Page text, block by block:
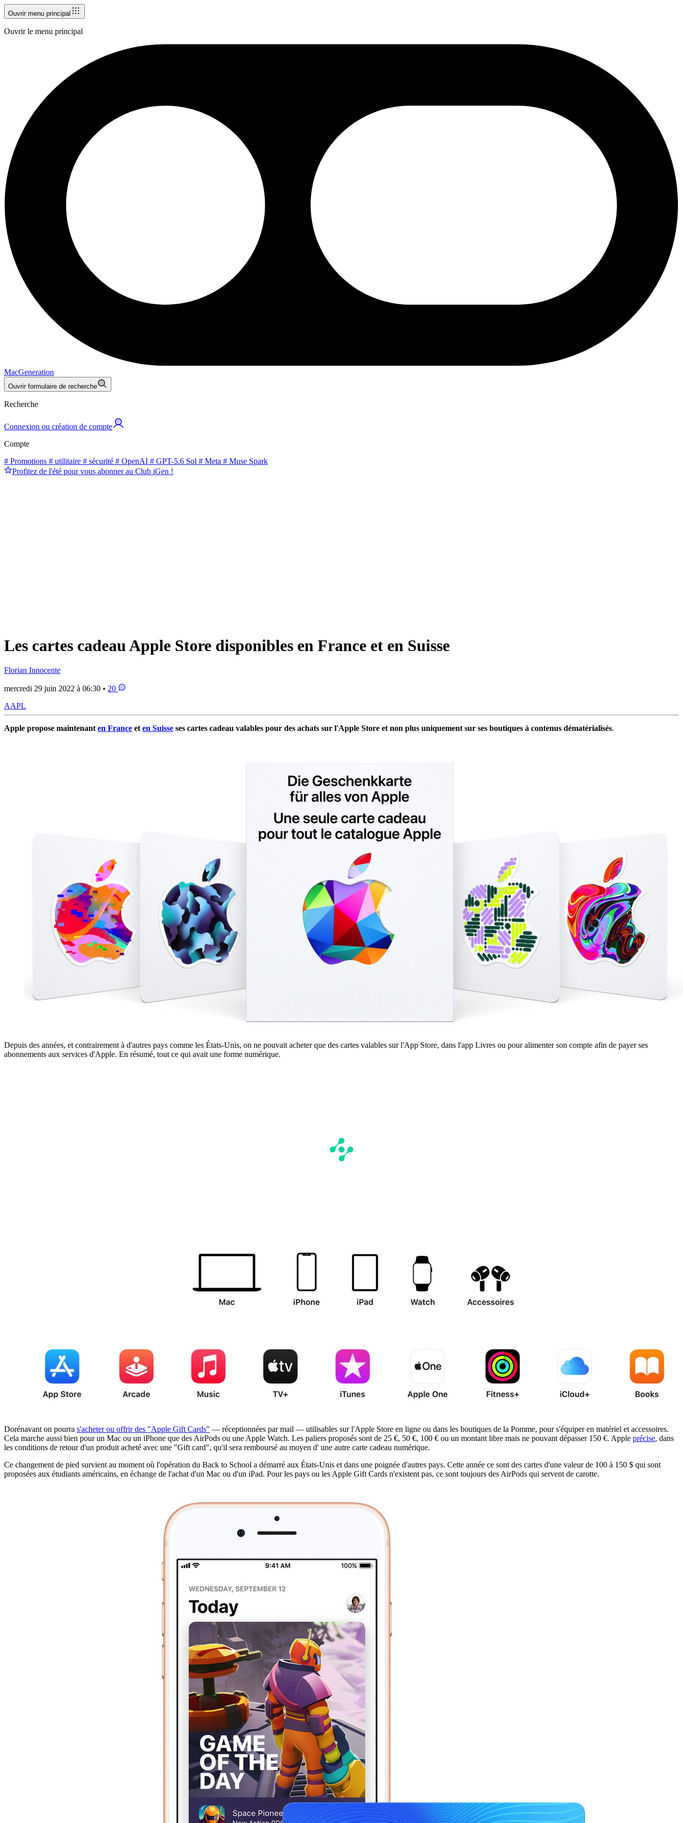
Ouvrir menu principal
Ouvrir le menu principal
MacGeneration
Ouvrir formulaire de recherche
Recherche
Connexion ou création de compte
Compte
# Promotions # utilitaire # sécurité # OpenAI # GPT-5.6 Sol # Meta # Muse Spark
Profitez de l'été pour vous abonner au Club iGen !
Les cartes cadeau Apple Store disponibles en France et en Suisse
Florian Innocente
mercredi 29 juin 2022 à 06:30 • 20
AAPL
Apple propose maintenant en France et en Suisse ses cartes cadeau valables pour des achats sur l'Apple Store et non plus uniquement sur ses boutiques à contenus dématérialisés.
Depuis des années, et contrairement à d'autres pays comme les États-Unis, on ne pouvait acheter que des cartes valables sur l'App Store, dans l'app Livres ou pour alimenter son compte afin de payer ses
abonnements aux services d'Apple. En résumé, tout ce qui avait une forme numérique.
Dorénavant on pourra s'acheter ou offrir des "Apple Gift Cards" — réceptionnées par mail — utilisables sur l'Apple Store en ligne ou dans les boutiques de la Pomme, pour s'équiper en matériel et accessoires.
Cela marche aussi bien pour un Mac ou un iPhone que des AirPods ou une Apple Watch. Les paliers proposés sont de 25 €, 50 €, 100 € ou un montant libre mais ne pouvant dépasser 150 €. Apple précise, dans
les conditions de retour d'un produit acheté avec une "Gift card", qu'il sera remboursé au moyen d' une autre carte cadeau numérique.
Ce changement de pied survient au moment où l'opération du Back to School a démarré aux États-Unis et dans une poignée d'autres pays. Cette année ce sont des cartes d'une valeur de 100 à 150 $ qui sont
proposées aux étudiants américains, en échange de l'achat d'un Mac ou d'un iPad. Pour les pays ou les Apple Gift Cards n'existent pas, ce sont toujours des AirPods qui servent de carotte.